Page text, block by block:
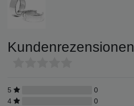
Kundenrezensionen
5
0
4
0